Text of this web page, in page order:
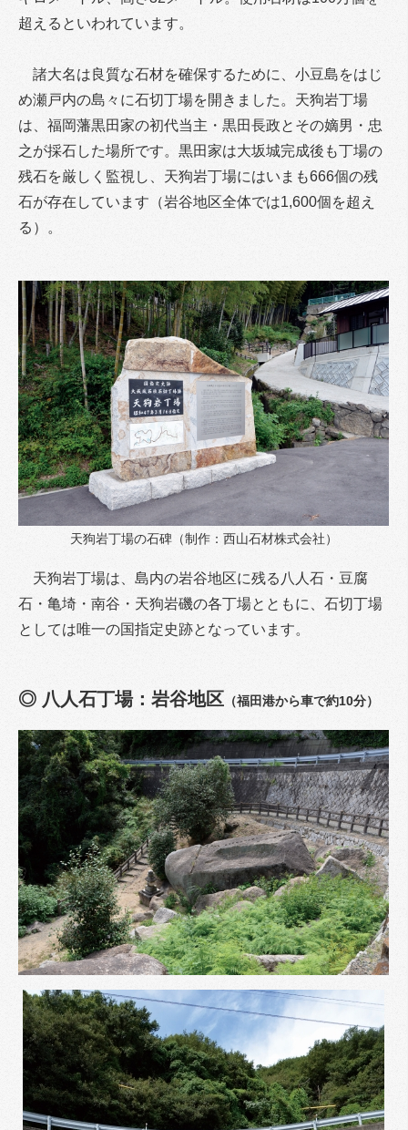
超えるといわれています。
諸大名は良質な石材を確保するために、小豆島をはじ
め瀬戸内の島々に石切丁場を開きました。天狗岩丁場
は、福岡藩黒田家の初代当主・黒田長政とその嫡男・忠
之が採石した場所です。黒田家は大坂城完成後も丁場の
残石を厳しく監視し、天狗岩丁場にはいまも666個の残
石が存在しています（岩谷地区全体では1,600個を超え
る）。
天狗岩丁場の石碑（制作：西山石材株式会社）
天狗岩丁場は、島内の岩谷地区に残る八人石・豆腐
石・亀埼・南谷・天狗岩磯の各丁場とともに、石切丁場
としては唯一の国指定史跡となっています。
◎ 八人石丁場：岩谷地区 （福田港から車で約10分）